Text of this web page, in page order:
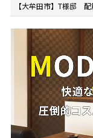
【大牟田市】T様邸